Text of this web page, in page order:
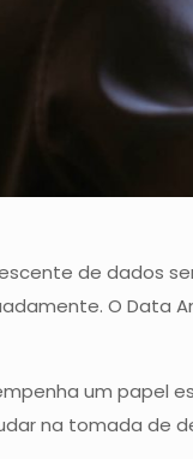
de dados
O Data
um papel
na tomada de